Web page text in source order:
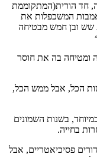
חד הורית(המתקוממת
אמבות המשכפלות את
שש ובן חמש מבטיחה
ומטיחה בה את חוסר
הכל, אבל ממש הכל,
בשנות השמונים
בחייה.
פסיכיאטריים, אבל